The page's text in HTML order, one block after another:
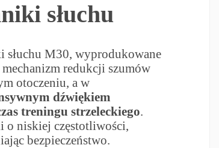
słuchu
słuchu M30, wyprodukowane
redukcji szumów
otoczeniu, a w
dźwiękiem
treningu strzeleckiego.
o niskiej częstotliwości,
bezpieczeństwo.